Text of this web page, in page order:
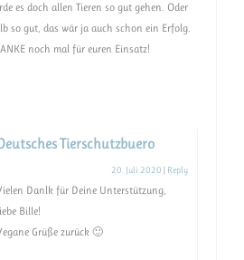
es doch allen Tieren so gut gehen. Oder
so gut, das wär ja auch schon ein Erfolg.
noch mal für euren Einsatz!
Tierschutzbuero
20. Juli 2020 | Reply
Danlk für Deine Unterstützung,
Bille!
Grüße zurück 🙂